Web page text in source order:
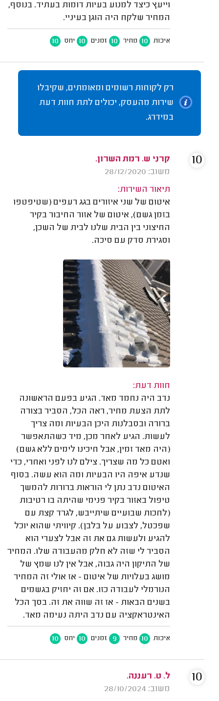
וייעץ כיצד למנוע בעיות דומות בעתיד. בנוסף,
המחיר שלקח היה הוגן בעיניי.
איכות 10 מחיר 10 זמנים 10 יחס 10
רק לקוחות רשומים ומאומתים, שקיבלו
שירות מהעסק, יכולים לתת חוות דעת
במידרג.
קרני ש. רמת השרון.
משוב: 28/12/2020
תיאור השירות:
איטום של שני איזורים בגג רעפים (שטיפטפו
בזמן גשם), איטום של אזור החיבור בקיר
החיצוני בין הבית שלנו לבית של השכן,
וסגירת סדק עם סיכה.
חוות דעת:
נדב היה נחמד מאד. הגיע בפעם הראשונה
לתת הצעת מחיר, ראה הכל, הסביר בצורה
ברורה ובסבלנות היכן הבעיות ומה צריך
לעשות. הגיע לאחר מכן, מיד כשהתאפשר
(היה מאד זמין, אבל חיכינו לימים ללא גשם)
ואטם כל מה שצריך. צילם לנו לפני ואחרי, כדי
שנדע איפה היו הבעיות ומה הוא עשה. בסוף
האיטום נדב נתן לי הוראות ברורות להמשך
טיפול באזור בקיר פנימי שהיתה בו רטיבות
(לחכות שבועיים שיתייבש, לגרד קצת עם
שפכטל, לצבוע על בלבן). קיוויתי שהוא יוכל
להגיע ולעשות גם את זה אבל לצערי הוא
הסביר לי שזה לא חלק מהעבודה שלו. המחיר
של התיקון היה גבוה, אבל אין לנו שמץ של
מושג בעלויות של איטום - אז אולי זה המחיר
הנורמלי לעבודה כזו. אם זה יחזיק בגשמים
בשנים הבאות - אז זה שווה את זה. בסך הכל
האינטראקציה עם נדב היתה נעימה מאד.
איכות 10 מחיר 9 זמנים 10 יחס 10
10
ל. ט. רעננה.
משוב: 28/10/2024
10